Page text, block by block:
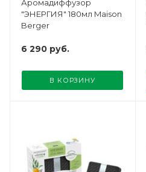
Аромадиффузор
"ЭНЕРГИЯ" 180мл Maison
Berger
6 290 руб.
В КОРЗИНУ